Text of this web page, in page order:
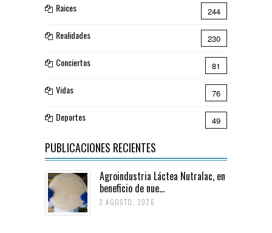
Raices 244
Realidades 230
Conciertos 81
Vidas 76
Deportes 49
PUBLICACIONES RECIENTES
Agroindustria Láctea Nutralac, en
beneficio de nue...
2 AGOSTO, 2026